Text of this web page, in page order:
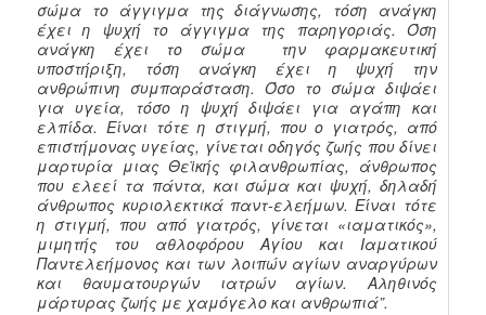
σώμα το άγγιγμα της διάγνωσης, τόση ανάγκη
έχει η ψυχή το άγγιγμα της παρηγοριάς. Όση
ανάγκη έχει το σώμα την φαρμακευτική
υποστήριξη, τόση ανάγκη έχει η ψυχή την
ανθρώπινη συμπαράσταση. Όσο το σώμα διψάει
για υγεία, τόσο η ψυχή διψάει για αγάπη και
ελπίδα. Είναι τότε η στιγμή, που ο γιατρός, από
επιστήμονας υγείας, γίνεται οδηγός ζωής που δίνει
μαρτυρία μιας Θεϊκής φιλανθρωπίας, άνθρωπος
που ελεεί τα πάντα, και σώμα και ψυχή, δηλαδή
άνθρωπος κυριολεκτικά παντ-ελεήμων. Είναι τότε
η στιγμή, που από γιατρός, γίνεται «ιαματικός»,
μιμητής του αθλοφόρου Αγίου και Ιαματικού
Παντελεήμονος και των λοιπών αγίων αναργύρων
και θαυματουργών ιατρών αγίων. Αληθινός
μάρτυρας ζωής με χαμόγελο και ανθρωπιά”.